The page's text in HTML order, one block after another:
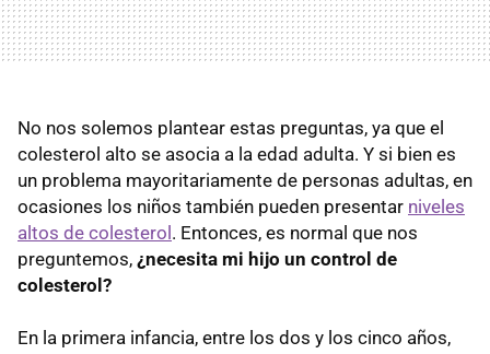
No nos solemos plantear estas preguntas, ya que el
colesterol alto se asocia a la edad adulta. Y si bien es
un problema mayoritariamente de personas adultas, en
ocasiones los niños también pueden presentar niveles
altos de colesterol. Entonces, es normal que nos
preguntemos, ¿necesita mi hijo un control de
colesterol?
En la primera infancia, entre los dos y los cinco años,